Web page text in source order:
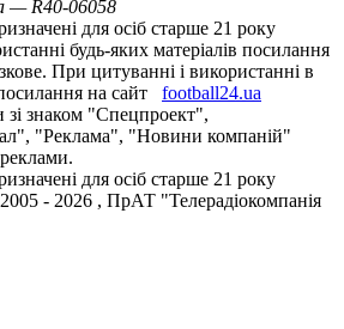
— R40-06058
для осіб старше 21 року
будь-яких матеріалів посилання
При цитуванні і використанні в
на сайт
football24.ua
зі знаком "Спецпроект",
"Реклама", "Новини компаній"
для осіб старше 21 року
- 2026 , ПрАТ "Телерадіокомпанія